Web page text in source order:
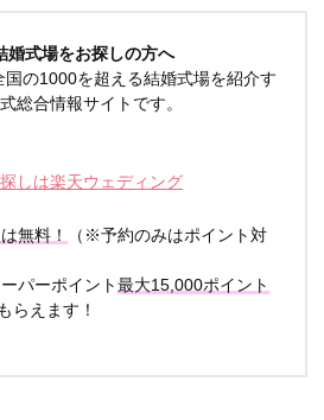
婚式場をお探しの方へ
の1000を超える結婚式場を紹介す
総合情報サイトです。
しは楽天ウェディング
無料！
（※予約のみはポイント対
パーポイント最大15,000ポイント
らえます！